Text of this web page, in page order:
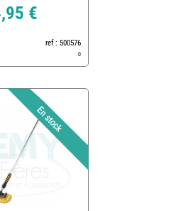
€
ref : 500576
0